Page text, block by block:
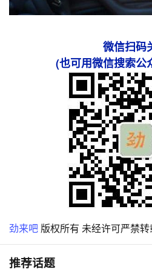
微信扫码
(也可用微信搜索公
劲来吧 版权所有 未经许可严禁
推荐话题